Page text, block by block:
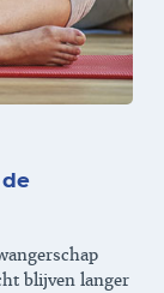
blijven langer